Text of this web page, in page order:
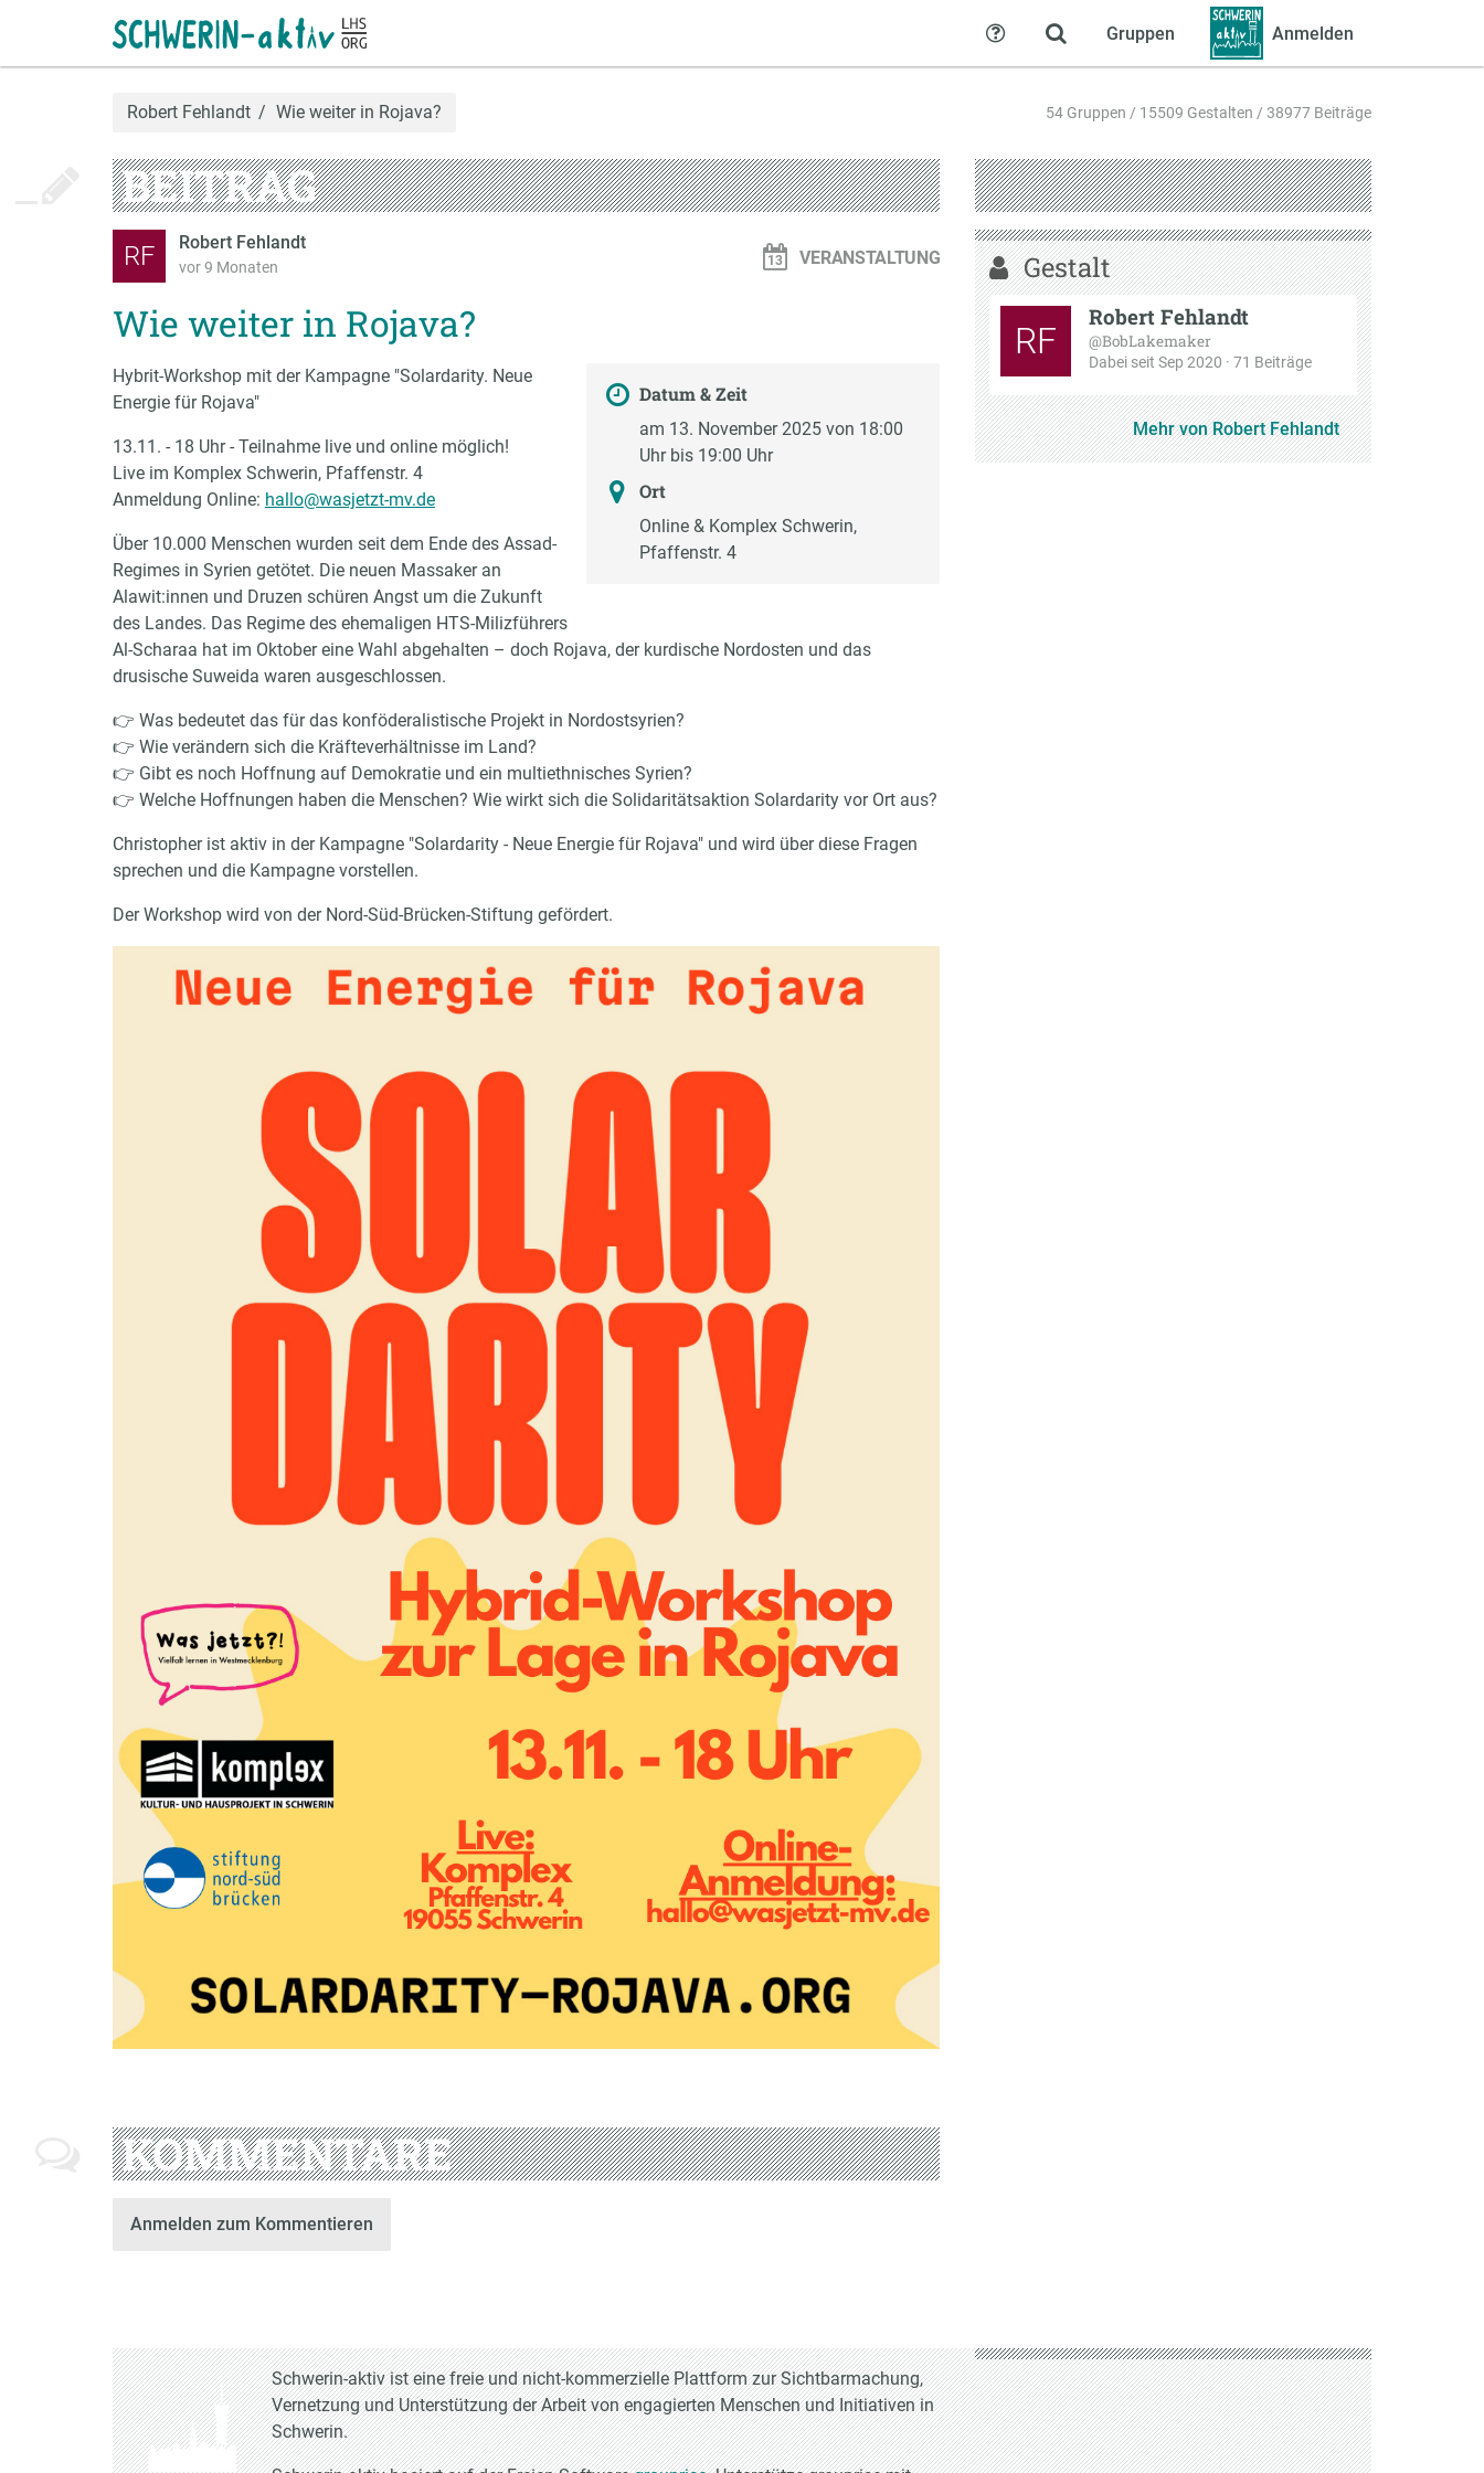
Gruppen Anmelden
Hilfe
Robert Fehlandt Wie weiter in Rojava? 54 Gruppen / 15509 Gestalten / 38977 Beiträge
BEITRAG
RF Robert Fehlandt
vor 9 Monaten VERANSTALTUNG
Wie weiter in Rojava?
Datum & Zeit
am 13. November 2025 von 18:00
Uhr bis 19:00 Uhr
Ort
Online & Komplex Schwerin,
Pfaffenstr. 4
Hybrit-Workshop mit der Kampagne "Solardarity. Neue
Energie für Rojava"
13.11. - 18 Uhr - Teilnahme live und online möglich!
Live im Komplex Schwerin, Pfaffenstr. 4
Anmeldung Online: hallo@wasjetzt-mv.de
Über 10.000 Menschen wurden seit dem Ende des Assad-
Regimes in Syrien getötet. Die neuen Massaker an
Alawit:innen und Druzen schüren Angst um die Zukunft
des Landes. Das Regime des ehemaligen HTS-Milizführers
Al-Scharaa hat im Oktober eine Wahl abgehalten – doch Rojava, der kurdische Nordosten und das
drusische Suweida waren ausgeschlossen.
👉 Was bedeutet das für das konföderalistische Projekt in Nordostsyrien?
👉 Wie verändern sich die Kräfteverhältnisse im Land?
👉 Gibt es noch Hoffnung auf Demokratie und ein multiethnisches Syrien?
👉 Welche Hoffnungen haben die Menschen? Wie wirkt sich die Solidaritätsaktion Solardarity vor Ort aus?
Christopher ist aktiv in der Kampagne "Solardarity - Neue Energie für Rojava" und wird über diese Fragen
sprechen und die Kampagne vorstellen.
Der Workshop wird von der Nord-Süd-Brücken-Stiftung gefördert.
KOMMENTARE
Anmelden zum Kommentieren
Gestalt
RF
Robert Fehlandt
@BobLakemaker
Dabei seit Sep 2020 · 71 Beiträge
Mehr von Robert Fehlandt
Schwerin-aktiv ist eine freie und nicht-kommerzielle Plattform zur Sichtbarmachung,
Vernetzung und Unterstützung der Arbeit von engagierten Menschen und Initiativen in
Schwerin.